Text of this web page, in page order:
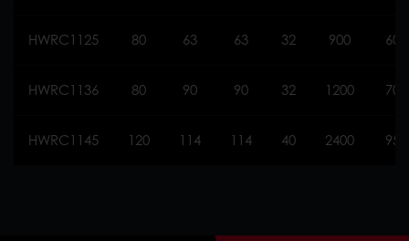
HWRC1125 80 63 63 32 900 60
HWRC1136 80 90 90 32 1200 70
HWRC1145 120 114 114 40 2400 95